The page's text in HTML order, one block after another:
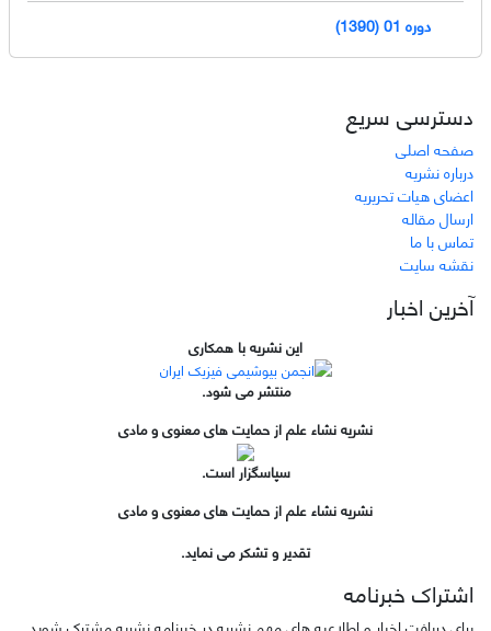
دوره 01 (1390)
دسترسی سریع
صفحه اصلی
درباره نشریه
اعضای هیات تحریریه
ارسال مقاله
تماس با ما
نقشه سایت
آخرین اخبار
این نشریه با همکاری
منتشر می شود.
نشریه نشاء علم از حمایت های معنوی و مادی
سپاسگزار است.
نشریه نشاء علم از حمایت های معنوی و مادی
تقدیر و تشکر می نماید.
اشتراک خبرنامه